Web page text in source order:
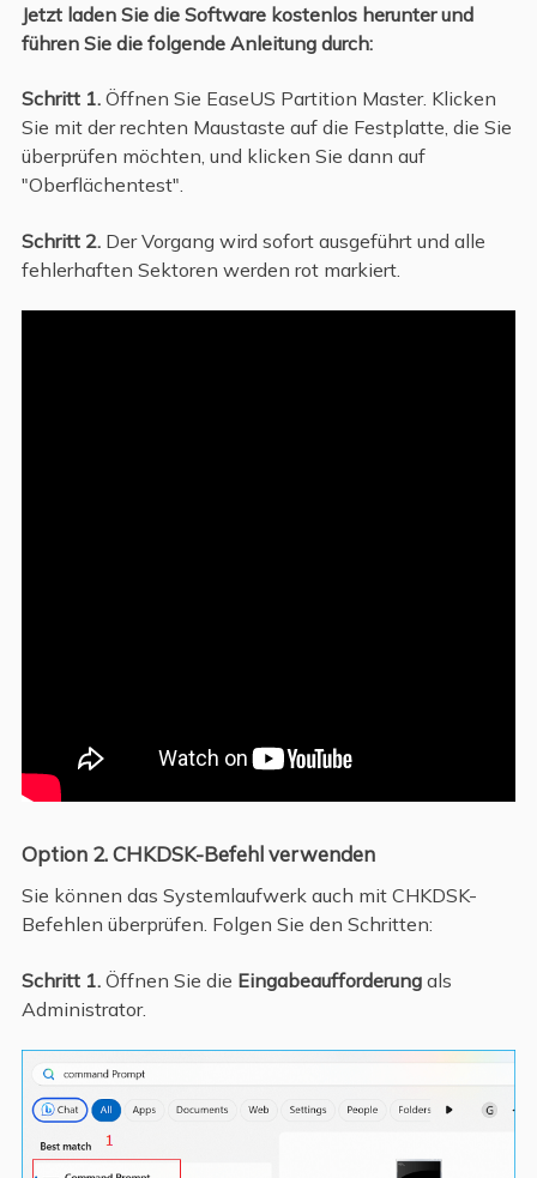
Jetzt laden Sie die Software kostenlos herunter und
führen Sie die folgende Anleitung durch:
Schritt 1.Öffnen Sie EaseUS Partition Master. Klicken
Sie mit der rechten Maustaste auf die Festplatte, die Sie
überprüfen möchten, und klicken Sie dann auf
"Oberflächentest".
Schritt 2.Der Vorgang wird sofort ausgeführt und alle
fehlerhaften Sektoren werden rot markiert.
Option 2. CHKDSK-Befehl verwenden
Sie können das Systemlaufwerk auch mit CHKDSK-
Befehlen überprüfen. Folgen Sie den Schritten:
Schritt 1.Öffnen Sie die Eingabeaufforderungals
Administrator.